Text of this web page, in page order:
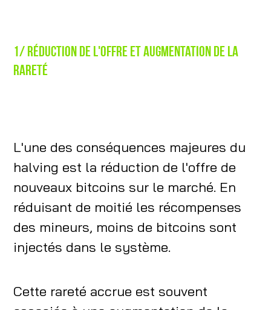
1/ Réduction de l'offre et augmentation de la
rareté
L'une des conséquences majeures du
halving est la réduction de l'offre de
nouveaux bitcoins sur le marché. En
réduisant de moitié les récompenses
des mineurs, moins de bitcoins sont
injectés dans le système.
Cette rareté accrue est souvent